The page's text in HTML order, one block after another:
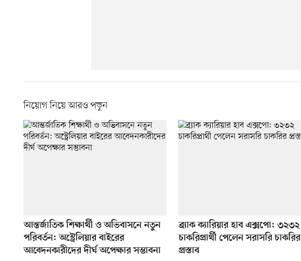
নিয়োগ নিয়ে আরও পড়ুন
আন্তর্জাতিক শিক্ষার্থী ও অভিবাসনে নতুন
পরিবর্তন: অস্ট্রেলিয়ার বাইরের
আবেদনকারীদের দীর্ঘ অপেক্ষার সম্ভাবনা
ব্র্যাক ক্যারিয়ার হাব এক্সপো: ৩২৩২
চাকরিপ্রার্থী পেলেন সরাসরি চাকরির
প্রস্তাব